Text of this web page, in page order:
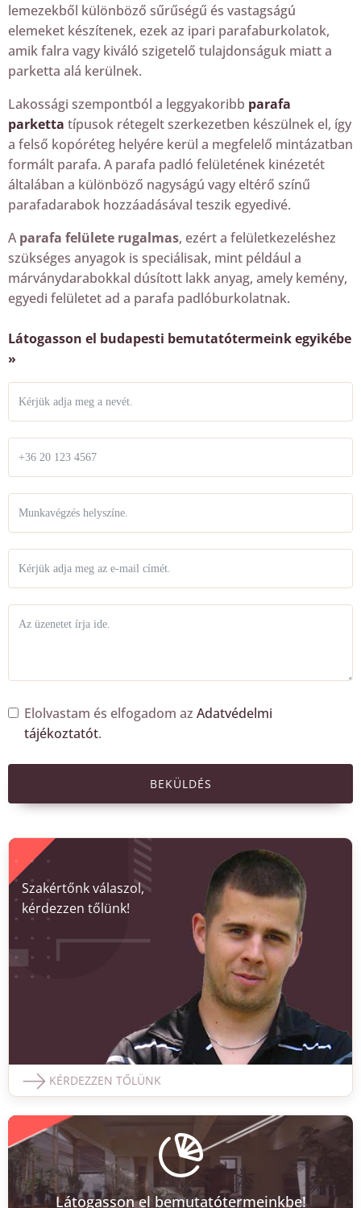
lemezekből különböző sűrűségű és vastagságú
elemeket készítenek, ezek az ipari parafaburkolatok,
amik falra vagy kiváló szigetelő tulajdonságuk miatt a
parketta alá kerülnek.
Lakossági szempontból a leggyakoribb parafa
parketta típusok rétegelt szerkezetben készülnek el, így
a felső kopóréteg helyére kerül a megfelelő mintázatban
formált parafa. A parafa padló felületének kinézetét
általában a különböző nagyságú vagy eltérő színű
parafadarabok hozzáadásával teszik egyedivé.
Aparafa felülete rugalmas, ezért a felületkezeléshez
szükséges anyagok is speciálisak, mint például a
márványdarabokkal dúsított lakk anyag, amely kemény,
egyedi felületet ad a parafa padlóburkolatnak.
Látogasson el budapesti bemutatótermeink egyikébe
»
Elolvastam és elfogadom az Adatvédelmi
tájékoztatót.
BEKÜLDÉS
Szakértőnk válaszol,
kérdezzen tőlünk!
KÉRDEZZEN TŐLÜNK
Látogasson el bemutatótermeinkbe!